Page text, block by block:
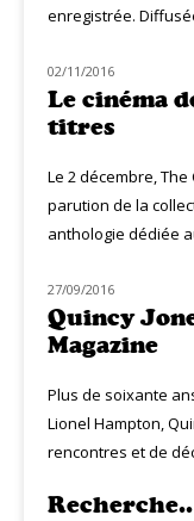
enregistrée.
NOUVEAUTÉS
02/11/2016
Le cinéma
titres
Le 2 décembre,
parution de la
anthologie dédiée
JAZZ
27/09/2016
Quincy
Magazine
Plus de soixante
Lionel Hampton,
rencontres et de
Recherche..